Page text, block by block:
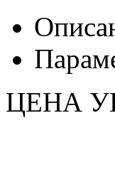
ЦЕНА